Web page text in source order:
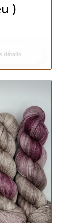
)
détails